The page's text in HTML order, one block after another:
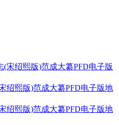
绍熙版)范成大纂PFD电子版地
绍熙版)范成大纂PFD电子版地